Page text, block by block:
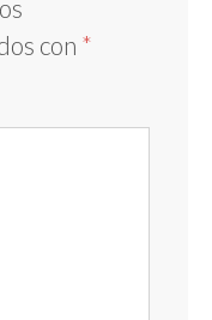
con *